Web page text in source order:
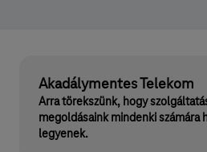
Akadálymentes Telekom
Arra törekszünk, hogy
megoldásaink mindenki számára
legyenek.